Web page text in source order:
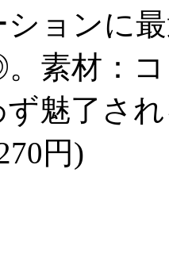
ョンに
素材：コ
ず魅了さ
円)